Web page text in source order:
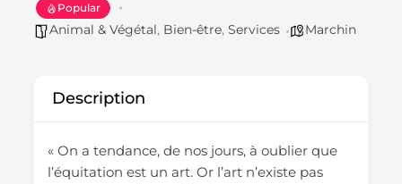
Popular
Animal & Végétal, Bien-être,Services Marchin
Description
« On a tendance, de nos jours, à oublier que
l’équitation est un art. Or l’art n’existe pas